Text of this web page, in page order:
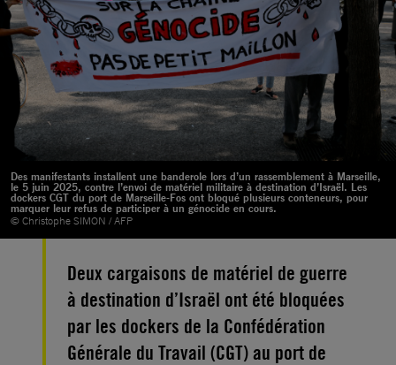
Des manifestants installent une banderole lors d’un rassemblement à Marseille,
le 5 juin 2025, contre l’envoi de matériel militaire à destination d’Israël. Les
dockers CGT du port de Marseille-Fos ont bloqué plusieurs conteneurs, pour
marquer leur refus de participer à un génocide en cours.
© Christophe SIMON / AFP
Deux cargaisons de matériel de guerre
à destination d’Israël ont été bloquées
par les dockers de la Confédération
Générale du Travail (CGT) au port de